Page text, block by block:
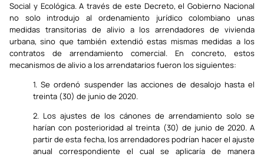
Social y Ecológica. A través de este Decreto, el Gobierno Nacional
no solo introdujo al ordenamiento jurídico colombiano unas
medidas transitorias de alivio a los arrendadores de vivienda
urbana, sino que también extendió estas mismas medidas a los
contratos de arrendamiento comercial. En concreto, estos
mecanismos de alivio a los arrendatarios fueron los siguientes:
1. Se ordenó suspender las acciones de desalojo hasta el
treinta (30) de junio de 2020.
2. Los ajustes de los cánones de arrendamiento solo se
harían con posterioridad al treinta (30) de junio de 2020. A
partir de esta fecha, los arrendadores podrían hacer el ajuste
anual correspondiente el cual se aplicaría de manera